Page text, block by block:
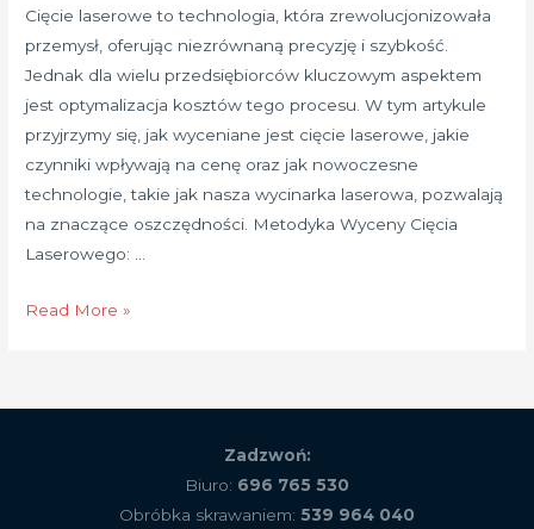
Cięcie laserowe to technologia, która zrewolucjonizowała
przemysł, oferując niezrównaną precyzję i szybkość.
Jednak dla wielu przedsiębiorców kluczowym aspektem
jest optymalizacja kosztów tego procesu. W tym artykule
przyjrzymy się, jak wyceniane jest cięcie laserowe, jakie
czynniki wpływają na cenę oraz jak nowoczesne
technologie, takie jak nasza wycinarka laserowa, pozwalają
na znaczące oszczędności. Metodyka Wyceny Cięcia
Laserowego: …
Jak
Wpływające
Read More »
Zadzwoń:
Biuro: 696 765 530
Obróbka skrawaniem: 539 964 040